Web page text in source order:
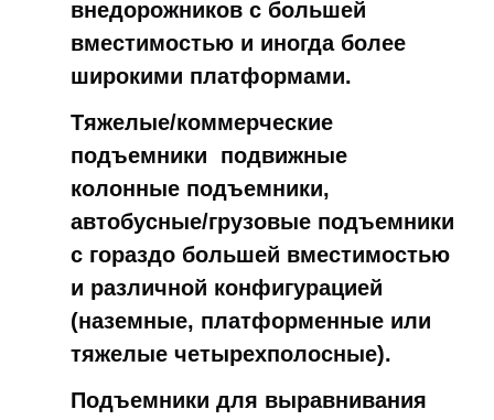
внедорожников с большей
вместимостью и иногда более
широкими платформами.
Тяжелые/коммерческие
подъемники ️ подвижные
колонные подъемники,
автобусные/грузовые подъемники
с гораздо большей вместимостью
и различной конфигурацией
(наземные, платформенные или
тяжелые четырехполосные).
Подъемники для выравнивания